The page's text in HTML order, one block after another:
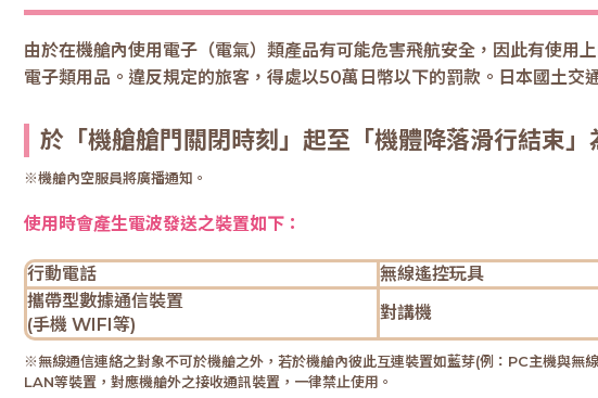
由於在機艙內使用電子（電氣）類產品有可能危害飛航安全，因此有使用
電子類用品。違反規定的旅客，得處以50萬日幣以下的罰款。日本國土交
於「機艙艙門關閉時刻」起至「機體降落滑行結束」
※機艙內空服員將廣播通知。
使用時會產生電波發送之裝置如下：
行動電話 無線遙控玩具
攜帶型數據通信裝置
(手機 WIFI等)
對講機
※無線通信連絡之對象不可於機艙之外，若於機艙內彼此互連裝置如藍芽(例：PC主機與
LAN等裝置，對應機艙外之接收通訊裝置，一律禁止使用。